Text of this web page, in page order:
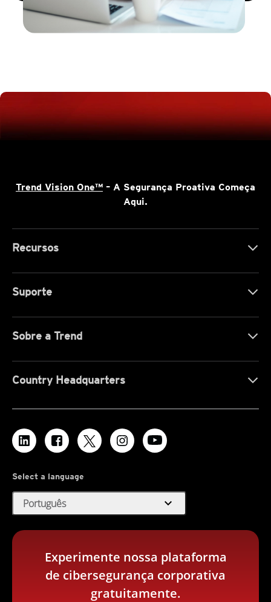
Trend Vision One™ – A Segurança Proativa Começa
Aqui.
Recursos
Suporte
Sobre a Trend
Country Headquarters
Select a language
Português expand_more
Experimente nossa plataforma
de cibersegurança corporativa
gratuitamente.